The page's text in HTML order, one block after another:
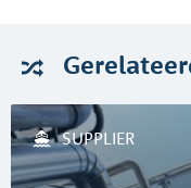
SUPPLIER